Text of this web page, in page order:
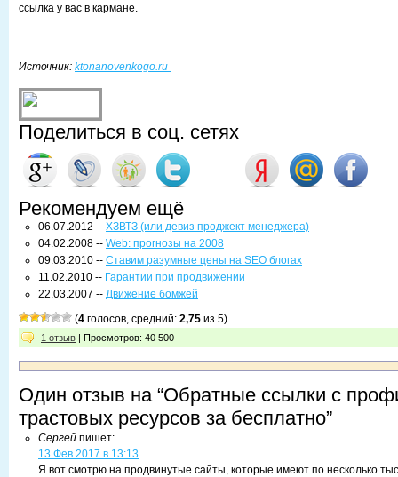
ссылка у вас в кармане.
Источник: ktonanovenkogo.ru
Поделиться в соц. сетях
Рекомендуем ещё
06.07.2012 -- ХЗВТЗ (или девиз проджект менеджера)
04.02.2008 -- Web: прогнозы на 2008
09.03.2010 -- Ставим разумные цены на SEO блогах
11.02.2010 -- Гарантии при продвижении
22.03.2007 -- Движение бомжей
(4 голосов, средний: 2,75 из 5)
1 отзыв | Просмотров: 40 500
Один отзыв на “Обратные ссылки с
трастовых ресурсов за бесплатно”
Сергей пишет:
13 Фев 2017 в 13:13
Я вот смотрю на продвинутые сайты, которые имеют по несколько